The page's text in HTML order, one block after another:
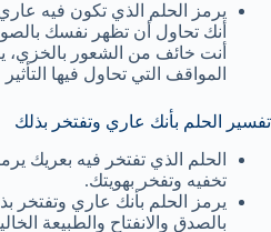
يرمز الحلم الذي تكون فيه
أنك تحاول أن تظهر نفسك
أنت خائف من الشعور بالخزي،
المواقف التي تحاول فيها
تفسير الحلم بأنك عاري وتفتخر بذلك
الحلم الذي تفتخر فيه بعريك
تخفيه وتفخر بهويتك.
يرمز الحلم بأنك عاري وتفتخر
بالصدق والانفتاح والطبيعة